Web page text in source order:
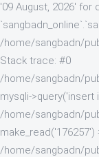
'09 August, 2026' for
/home/sangbadn/
Stack trace: #0
/home/sangbadn/
mysqli->query('insert
/home/sangbadn/
make_read('176257')
/home/sangbadn/